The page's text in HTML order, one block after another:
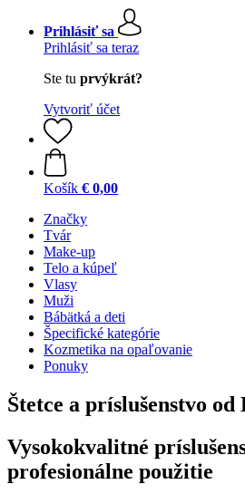
Prihlásiť sa
Prihlásiť sa teraz
Ste tu prvýkrát?
Vytvoriť účet
Košík € 0,00
Značky
Tvár
Make-up
Telo a kúpeľ
Vlasy
Muži
Bábätká a deti
Špecifické kategórie
Kozmetika na opaľovanie
Ponuky
Štetce a príslušenstvo
Vysokokvalitné
profesionálne použitie